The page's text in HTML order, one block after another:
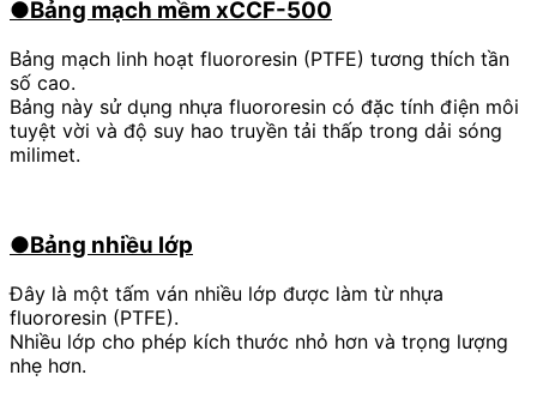
●Bảng mạch mềm xCCF-500
Bảng mạch linh hoạt fluororesin (PTFE) tương thích tần
số cao.
Bảng này sử dụng nhựa fluororesin có đặc tính điện môi
tuyệt vời và độ suy hao truyền tải thấp trong dải sóng
milimet.
●Bảng nhiều lớp
Đây là một tấm ván nhiều lớp được làm từ nhựa
fluororesin (PTFE).
Nhiều lớp cho phép kích thước nhỏ hơn và trọng lượng
nhẹ hơn.